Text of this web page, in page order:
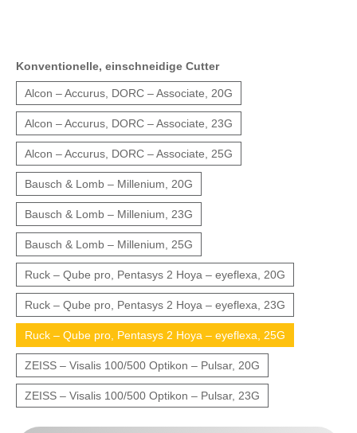
Konventionelle, einschneidige Cutter
Alcon – Accurus, DORC – Associate, 20G
Alcon – Accurus, DORC – Associate, 23G
Alcon – Accurus, DORC – Associate, 25G
Bausch & Lomb – Millenium, 20G
Bausch & Lomb – Millenium, 23G
Bausch & Lomb – Millenium, 25G
Ruck – Qube pro, Pentasys 2 Hoya – eyeflexa, 20G
Ruck – Qube pro, Pentasys 2 Hoya – eyeflexa, 23G
Ruck – Qube pro, Pentasys 2 Hoya – eyeflexa, 25G
ZEISS – Visalis 100/500 Optikon – Pulsar, 20G
ZEISS – Visalis 100/500 Optikon – Pulsar, 23G